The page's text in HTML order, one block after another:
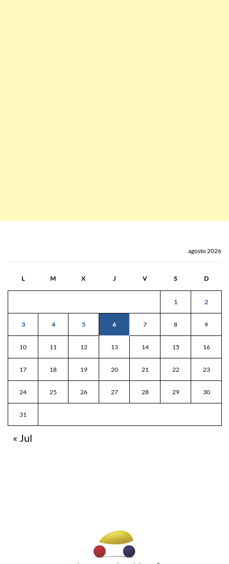
agosto 2026
L M X J V S D
1 2
3 4 5 6 7 8 9
10 11 12 13 14 15 16
17 18 19 20 21 22 23
24 25 26 27 28 29 30
31
« Jul